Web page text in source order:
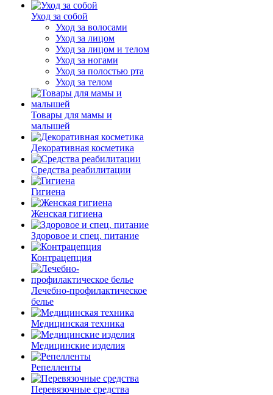
Уход за собой
Уход за волосами
Уход за лицом
Уход за лицом и телом
Уход за ногами
Уход за полостью рта
Уход за телом
Товары для мамы и
малышей
Декоративная косметика
Средства реабилитации
Гигиена
Женская гигиена
Здоровое и спец. питание
Контрацепция
Лечебно-профилактическое
белье
Медицинская техника
Медицинские изделия
Репелленты
Перевязочные средства